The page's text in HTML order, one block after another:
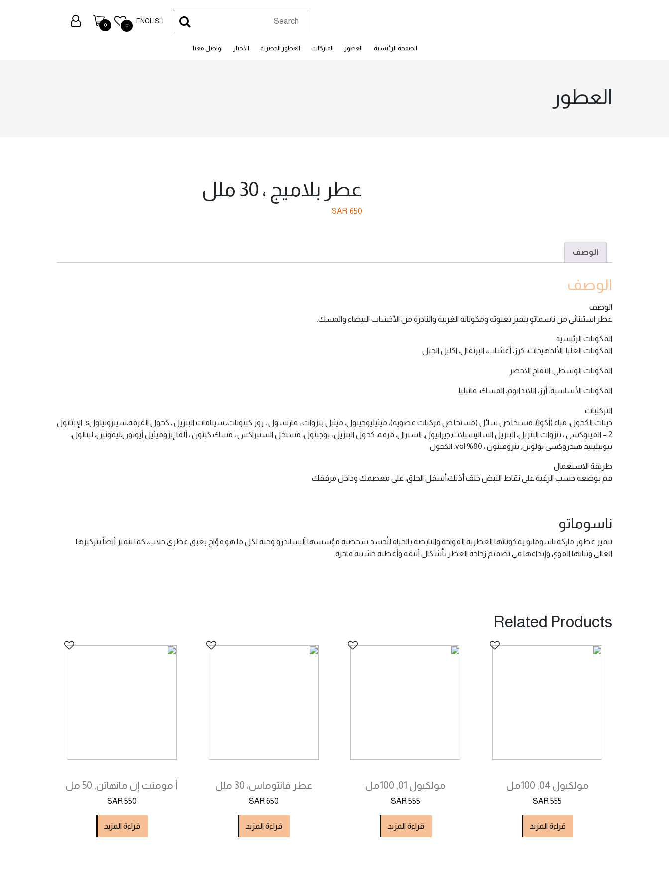
ENGLISH
0
0
الصفحة الرئيسية العطور الماركات العطور الحصرية الأخبار تواصل معنا
العطور
عطر بلاميج ، 30 ملل
SAR 650
الوصف
الوصف
الوصف
عطر استثنائي من ناسماتو يتميز بعبوته ومكوناته الغريبة والنادرة من الأخشاب البيضاء والمسك.
المكونات الرئيسية
المكونات العليا: الألدهيدات، كرز، أعشاب، البرتقال، اكليل الجبل
المكونات الوسطى: التفاح الاخضر
المكونات الأساسية: أرز، اللابدانوم، المسك، فانيليا
التركيبات
دينات الكحول، مياه (أكوا)، مستخلص سائل (مستخلص مركبات عضوية)، ميثيليوجينول، ميثيل بنزوات ، فارنسول ، روز كيتونات، سينامات البنزيل ، كحول القرفة،سيترونيلولs, الإيثانول
2 – الفينوكسي ، بنزوات البنزيل، البنزيل الساليسيلات,جيرانيول, السترال، قرفة، كحول البنزيل ، يوجينول، مستخل الستيراكس ، مسك كيتون ، ألفا إيزوميثيل أيونون،ليمونين، لينالول،
بيوتيليتيد هيدروكسى تولوين, بنزوفينون ، 80% vol. الكحول
طريقة الاستعمال
قم بوضعه حسب الرغبة على نقاط النبض خلف أذنك،أسفل الحلق، على معصمك وداخل مرفقك
ناسوماتو
تتميز عطور ماركة ناسوماتو بمكوناتها العطرية الفواحة والنابضة بالحياة لتُجسد شخصية مؤسسها آليساندرو وحبه لكل ما هو فوّاح بعبق عطري خلاب، كما تتميز أيضاً بتركيزها
العالي وثباتها القوي وإبداعها في تصميم زجاجة العطر بأشكال أنيقة وأغطية خشبية فاخرة
Related Products
مولكيول 04, 100مل
SAR 555
قراءة المزيد
مولكيول 01, 100مل
SAR 555
قراءة المزيد
عطر فانتوماس، 30 ملل
SAR 650
قراءة المزيد
أ مومنت إن مانهاتن, 50 مل
SAR 550
قراءة المزيد